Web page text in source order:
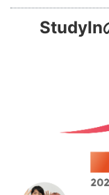
StudyIn